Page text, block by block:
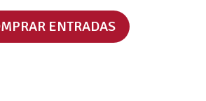
ENTRADAS